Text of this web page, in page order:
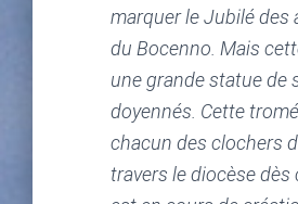
marquer le Jubilé des
du Bocenno. Mais
une grande statue de
doyennés. Cette
chacun des clochers
travers le diocèse dès